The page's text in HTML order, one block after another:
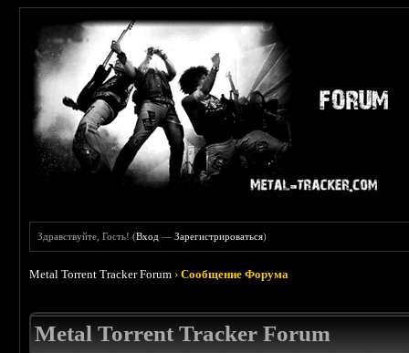
Здравствуйте, Гость! (Вход —Зарегистрироваться)
Metal Torrent Tracker Forum ›Сообщение Форума
Metal Torrent Tracker Forum